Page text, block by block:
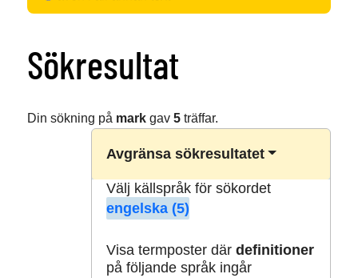
Sökresultat
Din sökning på markgav 5träffar.
Avgränsa sökresultatet
Välj källspråk för sökordet
engelska (5)
Visa termposter där definitioner
på följande språk ingår